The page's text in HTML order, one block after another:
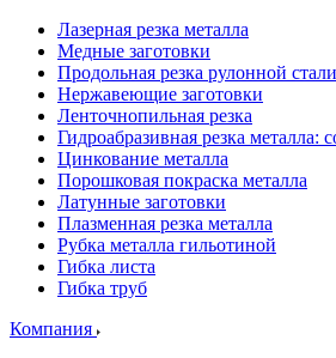
Лазерная резка металла
Медные заготовки
Продольная резка рулонной стали
Нержавеющие заготовки
Ленточнопильная резка
Гидроабразивная резка
Цинкование металла
Порошковая покраска металла
Латунные заготовки
Плазменная резка металла
Рубка металла гильотиной
Гибка листа
Гибка труб
Компания